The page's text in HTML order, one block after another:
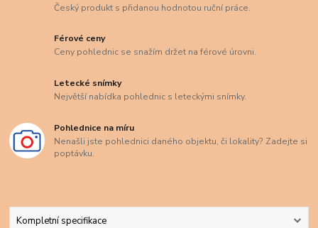
Český produkt s přidanou hodnotou ruční práce.
Férové ceny
Ceny pohlednic se snažím držet na férové úrovni.
Letecké snímky
Největší nabídka pohlednic s leteckými snímky.
Pohlednice na míru
Nenašli jste pohlednici daného objektu, či lokality? Zadejte si
poptávku.
Kompletní specifikace